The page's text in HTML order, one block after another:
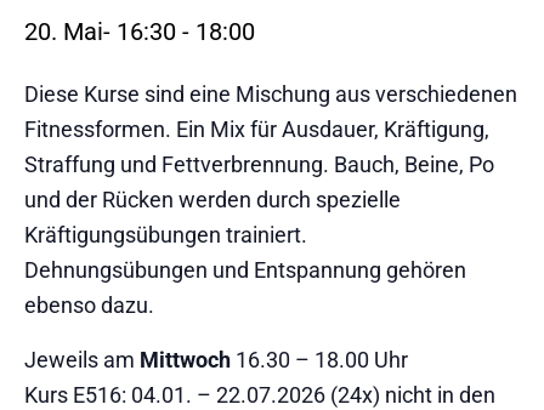
20. Mai- 16:30 - 18:00
Diese Kurse sind eine Mischung aus verschiedenen
Fitnessformen. Ein Mix für Ausdauer, Kräftigung,
Straffung und Fettverbrennung. Bauch, Beine, Po
und der Rücken werden durch spezielle
Kräftigungsübungen trainiert.
Dehnungsübungen und Entspannung gehören
ebenso dazu.
Jeweils am Mittwoch 16.30 – 18.00 Uhr
Kurs E516: 04.01. – 22.07.2026 (24x) nicht in den